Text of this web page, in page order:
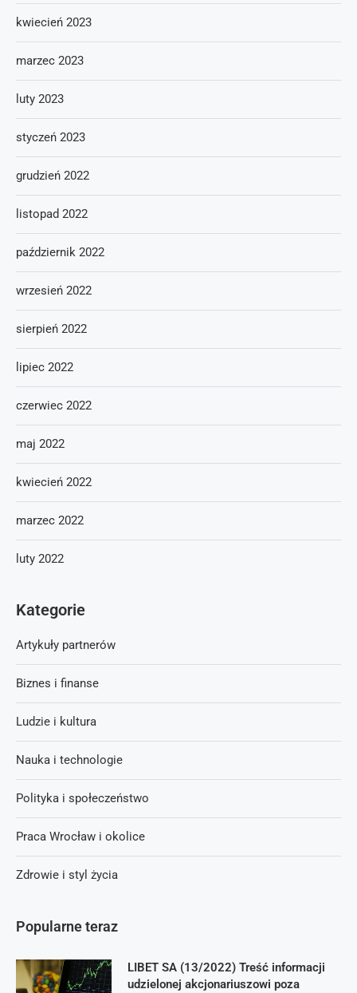
Popularne teraz
LIBET SA (13/2022) Treść informacji
udzielonej akcjonariuszowi poza
kwiecień 2023
marzec 2023
luty 2023
styczeń 2023
grudzień 2022
listopad 2022
październik 2022
wrzesień 2022
sierpień 2022
lipiec 2022
czerwiec 2022
maj 2022
kwiecień 2022
marzec 2022
luty 2022
Kategorie
Artykuły partnerów
Biznes i finanse
Ludzie i kultura
Nauka i technologie
Polityka i społeczeństwo
Praca Wrocław i okolice
Zdrowie i styl życia